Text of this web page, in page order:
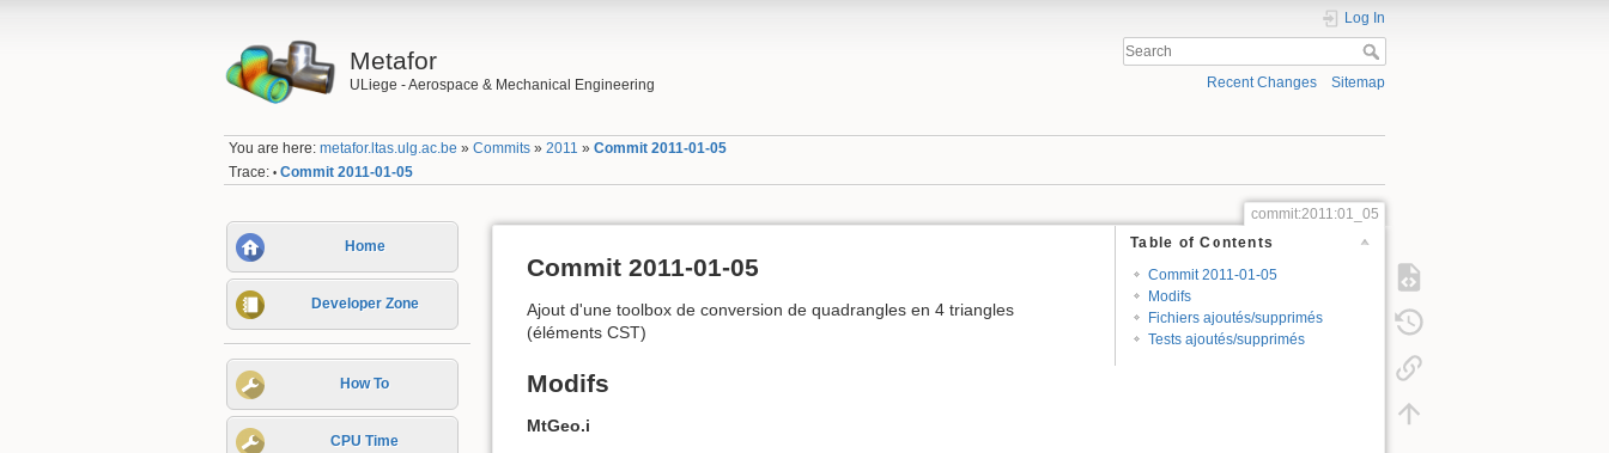
Metafor
ULiege - Aerospace & Mechanical Engineering
Log In
Recent Changes Sitemap
You are here:metafor.ltas.ulg.ac.be »Commits »2011 »Commit 2011-01-05
Trace: • Commit 2011-01-05
Home
Developer Zone
How To
CPU Time
commit:2011:01_05
Table of Contents
Commit 2011-01-05
Modifs
Fichiers ajoutés/supprimés
Tests ajoutés/supprimés
Commit 2011-01-05
Ajout d'une toolbox de conversion de quadrangles en 4 triangles
(éléments CST)
Modifs
MtGeo.i